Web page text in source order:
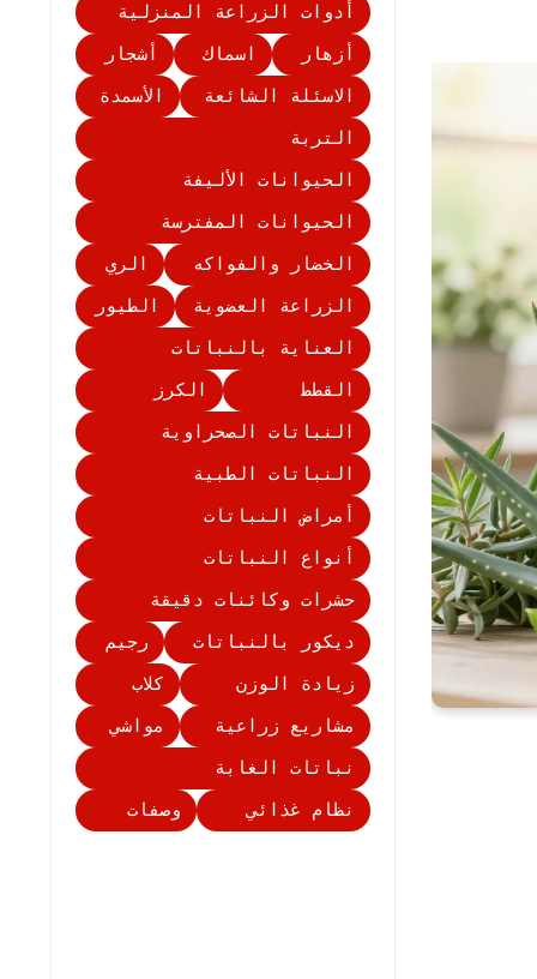
أدوات الزراعة المنزلية
أزهار
اسماك
أشجار
الاسئلة الشائعة
الأسمدة
التربة
الحيوانات الأليفة
الحيوانات المفترسة
الخضار والفواكه
الري
الزراعة العضوية
الطيور
العناية بالنباتات
القطط
الكرز
النباتات الصحراوية
النباتات الطبية
أمراض النباتات
أنواع النباتات
حشرات وكائنات دقيقة
ديكور بالنباتات
رجيم
زيادة الوزن
كلاب
مشاريع زراعية
مواشي
نباتات الغابة
نظام غذائي
وصفات